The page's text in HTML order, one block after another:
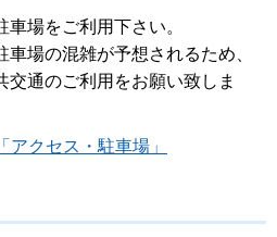
場をご利用下さい。
場の混雑が予想されるため、
交通のご利用をお願い致しま
クセス・駐車場」